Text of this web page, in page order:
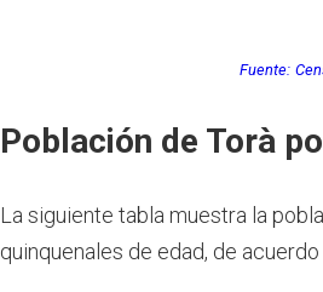
Fuente:
Población de Torà
La siguiente tabla muestra la
quinquenales de edad, de